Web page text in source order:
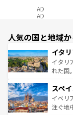
AD
AD
人気の国と地域
イタ
イタリ
れた国。
ろん、
景など
ピザや
スペ
イベリ
注ぐ地